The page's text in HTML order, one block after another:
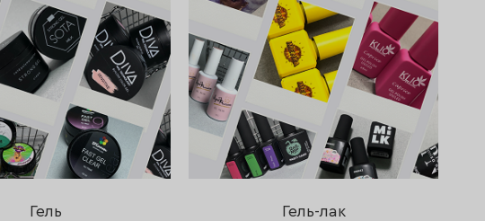
Гель Гель-лак